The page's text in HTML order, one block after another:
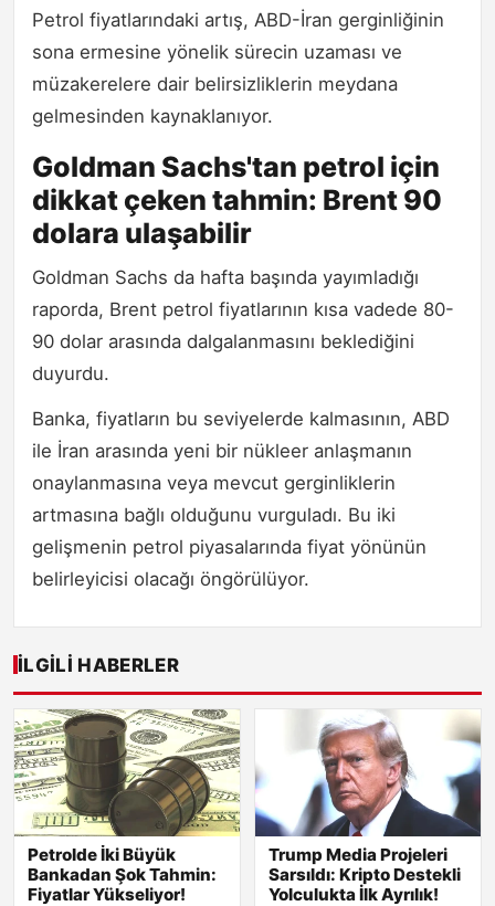
Petrol fiyatlarındaki artış, ABD-İran gerginliğinin
sona ermesine yönelik sürecin uzaması ve
müzakerelere dair belirsizliklerin meydana
gelmesinden kaynaklanıyor.
Goldman Sachs'tan petrol için
dikkat çeken tahmin: Brent 90
dolara ulaşabilir
Goldman Sachs da hafta başında yayımladığı
raporda, Brent petrol fiyatlarının kısa vadede 80-
90 dolar arasında dalgalanmasını beklediğini
duyurdu.
Banka, fiyatların bu seviyelerde kalmasının, ABD
ile İran arasında yeni bir nükleer anlaşmanın
onaylanmasına veya mevcut gerginliklerin
artmasına bağlı olduğunu vurguladı. Bu iki
gelişmenin petrol piyasalarında fiyat yönünün
belirleyicisi olacağı öngörülüyor.
İLGILI HABERLER
Petrolde İki Büyük
Bankadan Şok Tahmin:
Fiyatlar Yükseliyor!
Trump Media Projeleri
Sarsıldı: Kripto Destekli
Yolculukta İlk Ayrılık!